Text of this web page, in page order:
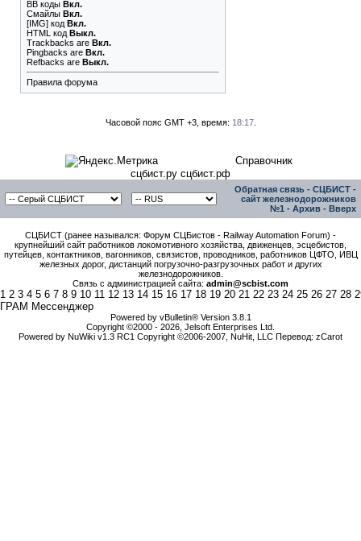
BB коды Вкл.
Смайлы Вкл.
[IMG] код Вкл.
HTML код Выкл.
Trackbacks are Вкл.
Pingbacks are Вкл.
Refbacks are Выкл.
Правила форума
Часовой пояс GMT +3, время: 18:17.
Справочник
сцбист.ру сцбист.рф
Обратная связь - СЦБИСТ -
сайт железнодорожников
№1 - Архив - Вверх
СЦБИСТ (ранее назывался: Форум СЦБистов - Railway Automation Forum) -
крупнейший сайт работников локомотивного хозяйства, движенцев, эсцебистов,
путейцев, контактников, вагонников, связистов, проводников, работников ЦФТО, ИВЦ
железных дорог, дистанций погрузочно-разгрузочных работ и других
железнодорожников.
Связь с администрацией сайта: admin@scbist.com
1 2 3 4 5 6 7 8 9 10 11 12 13 14 15 16 17 18 19 20 21 22 23 24 25 26 27 28
ГРАМ Мессенджер
Powered by vBulletin® Version 3.8.1
Copyright ©2000 - 2026, Jelsoft Enterprises Ltd.
Powered by NuWiki v1.3 RC1 Copyright ©2006-2007, NuHit, LLC Перевод: zCarot